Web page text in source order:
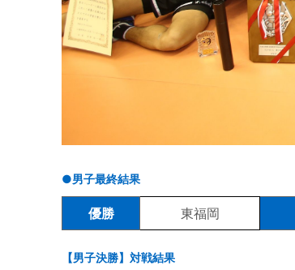
●男子最終結果
優勝 東福岡
【男子決勝】対戦結果